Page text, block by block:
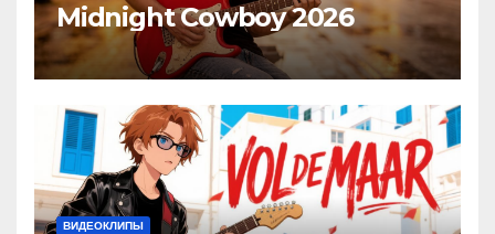
Midnight Cowboy 2026
ВИДЕОКЛИПЫ